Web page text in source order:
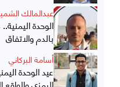
عبدالمالك
الوحدة
بالدم والاتفاق
أسامة البركاني
عيد الوحدة